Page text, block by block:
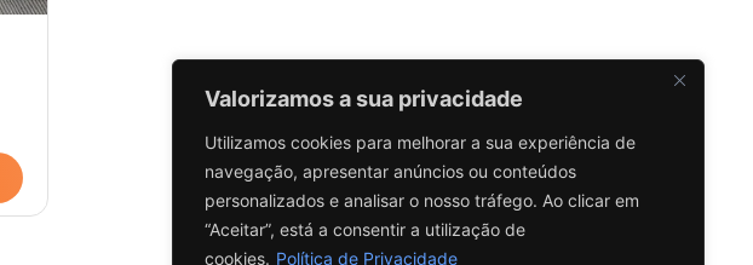
Valorizamos a sua privacidade
Utilizamos cookies para melhorar a sua experiência de
navegação, apresentar anúncios ou conteúdos
personalizados e analisar o nosso tráfego. Ao clicar em
“Aceitar”, está a consentir a utilização de
cookies. Política de Privacidade